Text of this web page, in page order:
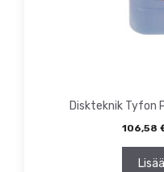
Diskteknik Tyfon
106,58